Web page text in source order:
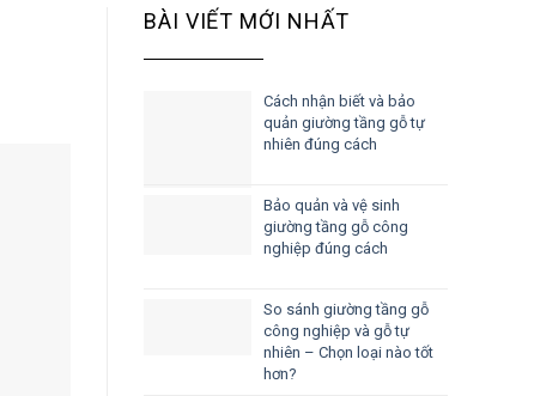
BÀI VIẾT MỚI NHẤT
Cách nhận biết và bảo
quản giường tầng gỗ tự
nhiên đúng cách
Bảo quản và vệ sinh
giường tầng gỗ công
nghiệp đúng cách
So sánh giường tầng gỗ
công nghiệp và gỗ tự
nhiên – Chọn loại nào tốt
hơn?